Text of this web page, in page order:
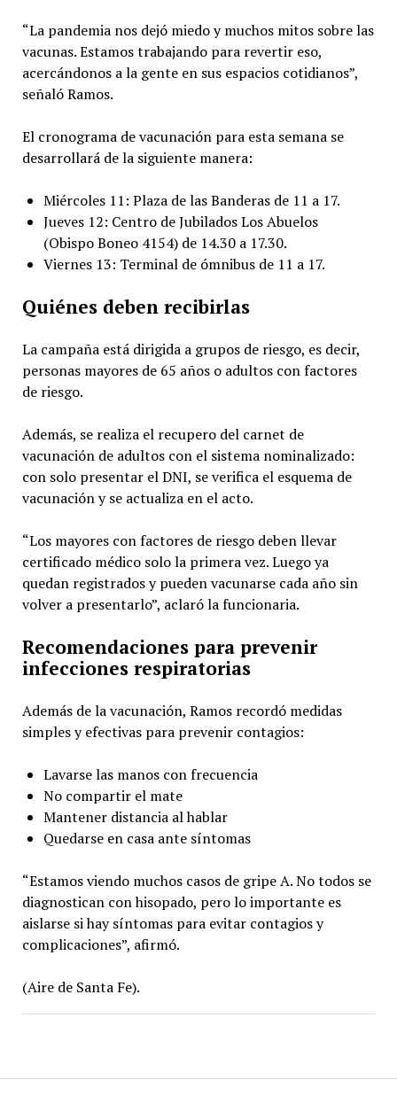
“La pandemia nos dejó miedo y muchos mitos sobre las
vacunas. Estamos trabajando para revertir eso,
acercándonos a la gente en sus espacios cotidianos”,
señaló Ramos.
El cronograma de vacunación para esta semana se
desarrollará de la siguiente manera:
Miércoles 11: Plaza de las Banderas de 11 a 17.
Jueves 12: Centro de Jubilados Los Abuelos
(Obispo Boneo 4154) de 14.30 a 17.30.
Viernes 13: Terminal de ómnibus de 11 a 17.
Quiénes deben recibirlas
La campaña está dirigida a grupos de riesgo, es decir,
personas mayores de 65 años o adultos con factores
de riesgo.
Además, se realiza el recupero del carnet de
vacunación de adultos con el sistema nominalizado:
con solo presentar el DNI, se verifica el esquema de
vacunación y se actualiza en el acto.
“Los mayores con factores de riesgo deben llevar
certificado médico solo la primera vez. Luego ya
quedan registrados y pueden vacunarse cada año sin
volver a presentarlo”, aclaró la funcionaria.
Recomendaciones para prevenir
infecciones respiratorias
Además de la vacunación, Ramos recordó medidas
simples y efectivas para prevenir contagios:
Lavarse las manos con frecuencia
No compartir el mate
Mantener distancia al hablar
Quedarse en casa ante síntomas
“Estamos viendo muchos casos de gripe A. No todos se
diagnostican con hisopado, pero lo importante es
aislarse si hay síntomas para evitar contagios y
complicaciones”, afirmó.
(Aire de Santa Fe).